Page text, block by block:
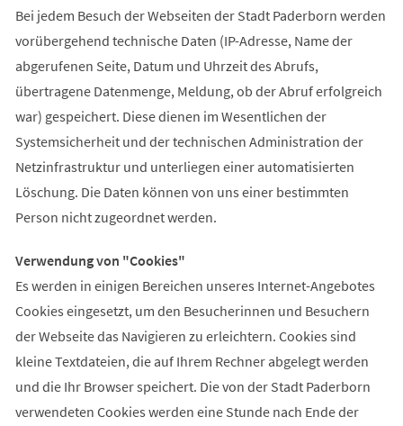
Bei jedem Besuch der Webseiten der Stadt Paderborn werden
vorübergehend technische Daten (IP-Adresse, Name der
abgerufenen Seite, Datum und Uhrzeit des Abrufs,
übertragene Datenmenge, Meldung, ob der Abruf erfolgreich
war) gespeichert. Diese dienen im Wesentlichen der
Systemsicherheit und der technischen Administration der
Netzinfrastruktur und unterliegen einer automatisierten
Löschung. Die Daten können von uns einer bestimmten
Person nicht zugeordnet werden.
Verwendung von "Cookies"
Es werden in einigen Bereichen unseres Internet-Angebotes
Cookies eingesetzt, um den Besucherinnen und Besuchern
der Webseite das Navigieren zu erleichtern. Cookies sind
kleine Textdateien, die auf Ihrem Rechner abgelegt werden
und die Ihr Browser speichert. Die von der Stadt Paderborn
verwendeten Cookies werden eine Stunde nach Ende der